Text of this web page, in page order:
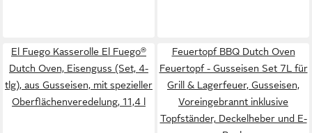
El Fuego Kasserolle El Fuego®
Dutch Oven, Eisenguss (Set, 4-
tlg), aus Gusseisen, mit spezieller
Oberflächenveredelung, 11,4 l
Feuertopf BBQ Dutch Oven
Feuertopf - Gusseisen Set 7L für
Grill & Lagerfeuer, Gusseisen,
Voreingebrannt inklusive
Topfständer, Deckelheber und E-